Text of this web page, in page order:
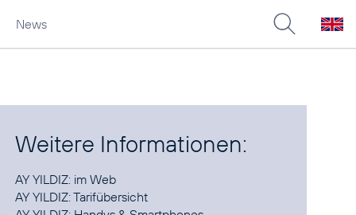
News
Weitere Informationen:
AY YILDIZ: im Web
AY YILDIZ:Tarifübersicht